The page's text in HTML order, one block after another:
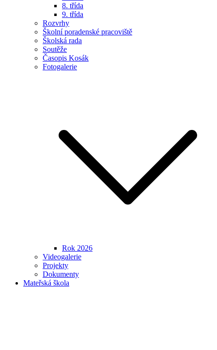
8. třída
9. třída
Rozvrhy
Školní poradenské pracoviště
Školská rada
Soutěže
Časopis Kosák
Fotogalerie
Rok 2026
Videogalerie
Projekty
Dokumenty
Mateřská škola